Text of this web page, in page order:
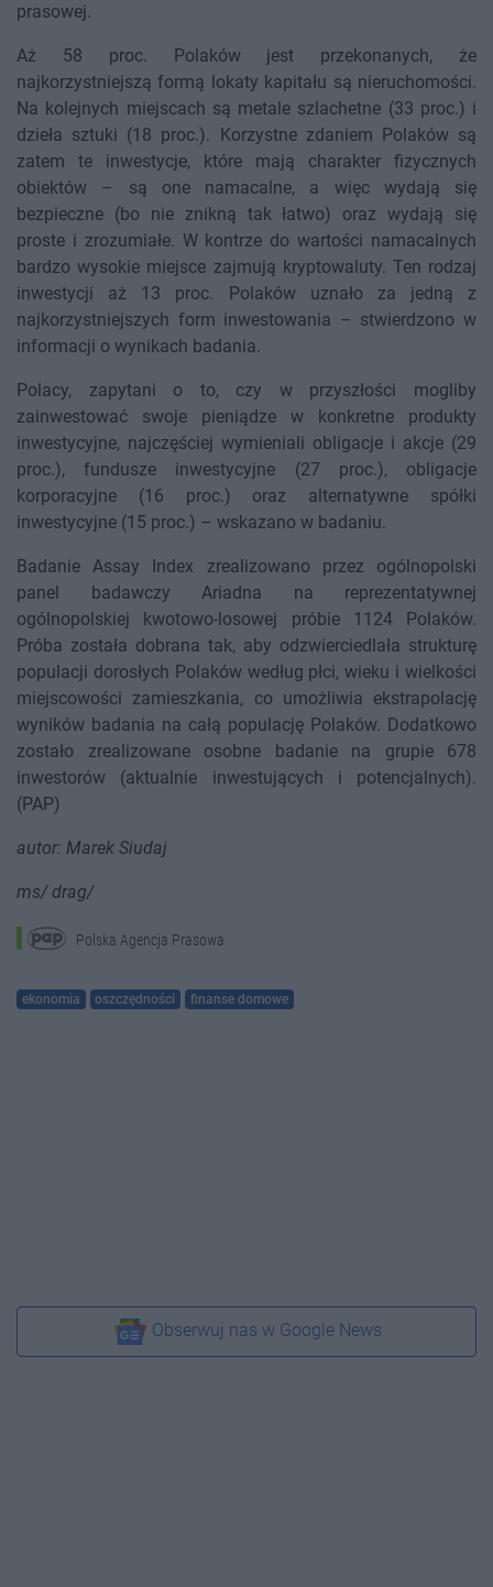
prasowej.
Aż 58 proc. Polaków jest przekonanych, że
najkorzystniejszą formą lokaty kapitału są nieruchomości.
Na kolejnych miejscach są metale szlachetne (33 proc.) i
dzieła sztuki (18 proc.). Korzystne zdaniem Polaków są
zatem te inwestycje, które mają charakter fizycznych
obiektów – są one namacalne, a więc wydają się
bezpieczne (bo nie znikną tak łatwo) oraz wydają się
proste i zrozumiałe. W kontrze do wartości namacalnych
bardzo wysokie miejsce zajmują kryptowaluty. Ten rodzaj
inwestycji aż 13 proc. Polaków uznało za jedną z
najkorzystniejszych form inwestowania – stwierdzono w
informacji o wynikach badania.
Polacy, zapytani o to, czy w przyszłości mogliby
zainwestować swoje pieniądze w konkretne produkty
inwestycyjne, najczęściej wymieniali obligacje i akcje (29
proc.), fundusze inwestycyjne (27 proc.), obligacje
korporacyjne (16 proc.) oraz alternatywne spółki
inwestycyjne (15 proc.) – wskazano w badaniu.
Badanie Assay Index zrealizowano przez ogólnopolski
panel badawczy Ariadna na reprezentatywnej
ogólnopolskiej kwotowo-losowej próbie 1124 Polaków.
Próba została dobrana tak, aby odzwierciedlała strukturę
populacji dorosłych Polaków według płci, wieku i wielkości
miejscowości zamieszkania, co umożliwia ekstrapolację
wyników badania na całą populację Polaków. Dodatkowo
zostało zrealizowane osobne badanie na grupie 678
inwestorów (aktualnie inwestujących i potencjalnych).
(PAP)
autor: Marek Siudaj
ms/ drag/
Polska Agencja Prasowa
ekonomia oszczędności finanse domowe
Obserwuj nas w Google News